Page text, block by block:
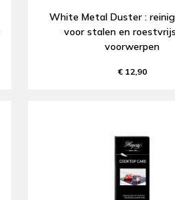
White Metal Duster :
voor stalen en
voorwerpen
€ 12,90